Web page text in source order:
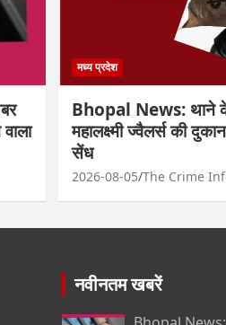
मध्य प्रदेश
Bhopal News: थाने
महालक्ष्मी ज्वैलर्स की
सेंध
2026-08-05 The Crime
नवीनतम खबरें